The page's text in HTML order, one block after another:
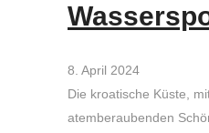
8. April 2024
Die kroatische Küste,
atemberaubenden